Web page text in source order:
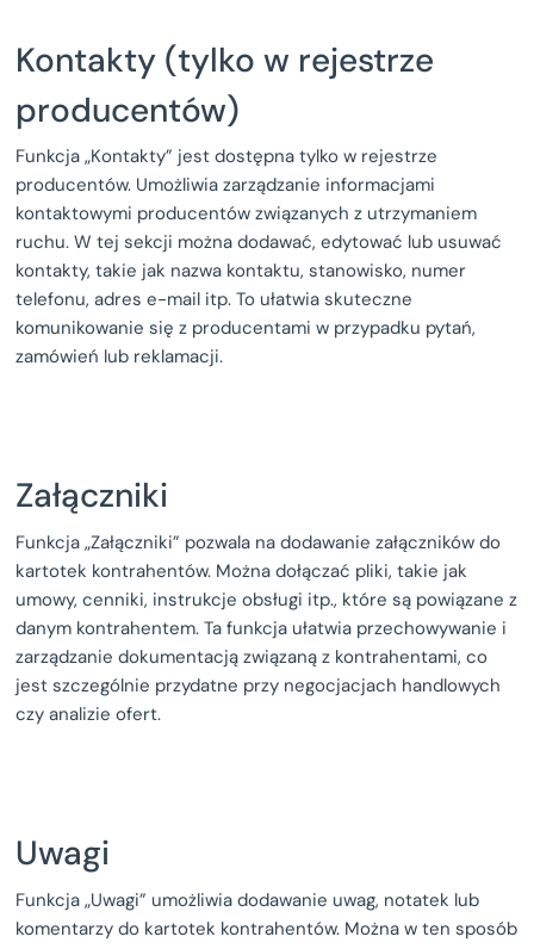
Kontakty (tylko w rejestrze
producentów)
Funkcja „Kontakty” jest dostępna tylko w rejestrze
producentów. Umożliwia zarządzanie informacjami
kontaktowymi producentów związanych z utrzymaniem
ruchu. W tej sekcji można dodawać, edytować lub usuwać
kontakty, takie jak nazwa kontaktu, stanowisko, numer
telefonu, adres e-mail itp. To ułatwia skuteczne
komunikowanie się z producentami w przypadku pytań,
zamówień lub reklamacji.
Załączniki
Funkcja „Załączniki” pozwala na dodawanie załączników do
kartotek kontrahentów. Można dołączać pliki, takie jak
umowy, cenniki, instrukcje obsługi itp., które są powiązane z
danym kontrahentem. Ta funkcja ułatwia przechowywanie i
zarządzanie dokumentacją związaną z kontrahentami, co
jest szczególnie przydatne przy negocjacjach handlowych
czy analizie ofert.
Uwagi
Funkcja „Uwagi” umożliwia dodawanie uwag, notatek lub
komentarzy do kartotek kontrahentów. Można w ten sposób